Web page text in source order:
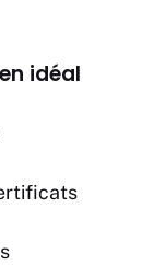
idéal